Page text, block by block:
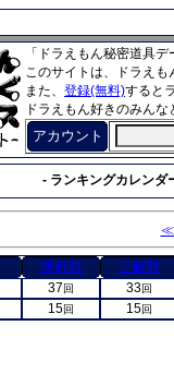
「ドラえもん秘密道具
このサイトは、ドラえ
また、 登録(無料)すると
ドラえもん好きのみん
アカウント
- ランキングカレンダ
挑戦数 正解数
37 回 33回
15回 15回